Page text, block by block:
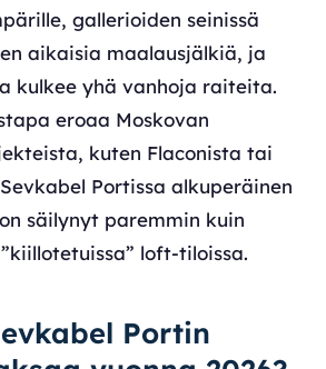
gallerioiden seinissä
aikaisia maalausjälkiä, ja
kulkee yhä vanhoja raiteita.
eroaa Moskovan
kuten Flaconista tai
Portissa alkuperäinen
säilynyt paremmin kuin
loft-tiloissa.
Portin